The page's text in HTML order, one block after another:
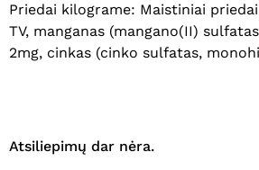
Priedai kilograme: Maistiniai
TV, manganas (mangano(II)
2mg, cinkas (cinko sulfatas,
Atsiliepimų dar nėra.